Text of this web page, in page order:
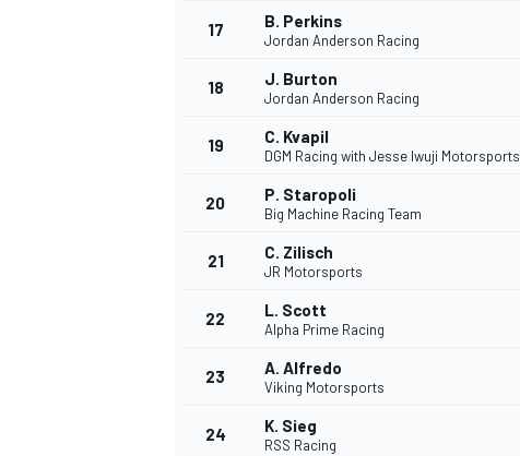
17 B. Perkins
Jordan Anderson Racing
18 J. Burton
Jordan Anderson Racing
19 C. Kvapil
DGM Racing with Jesse Iwuji Motorsports
20 P. Staropoli
Big Machine Racing Team
21 C. Zilisch
JR Motorsports
22 L. Scott
Alpha Prime Racing
23 A. Alfredo
Viking Motorsports
24 K. Sieg
RSS Racing